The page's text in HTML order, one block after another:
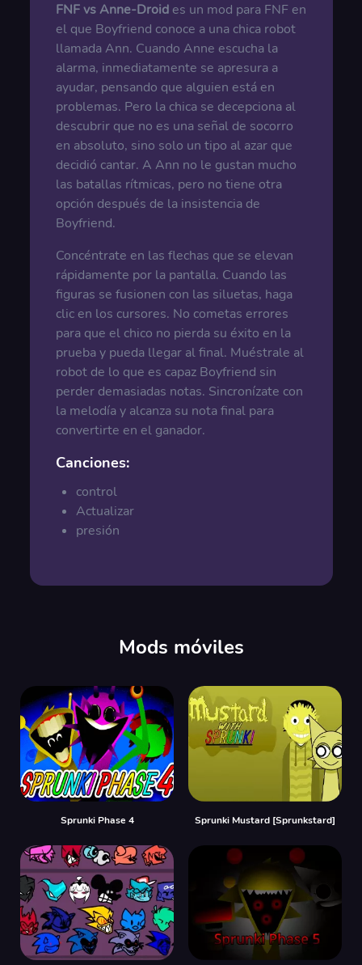
FNF vs Anne-Droides un mod para FNF en
el que Boyfriend conoce a una chica robot
llamada Ann. Cuando Anne escucha la
alarma, inmediatamente se apresura a
ayudar, pensando que alguien está en
problemas. Pero la chica se decepciona al
descubrir que no es una señal de socorro
en absoluto, sino solo un tipo al azar que
decidió cantar. A Ann no le gustan mucho
las batallas rítmicas, pero no tiene otra
opción después de la insistencia de
Boyfriend.
Concéntrate en las flechas que se elevan
rápidamente por la pantalla. Cuando las
figuras se fusionen con las siluetas, haga
clic en los cursores. No cometas errores
para que el chico no pierda su éxito en la
prueba y pueda llegar al final. Muéstrale al
robot de lo que es capaz Boyfriend sin
perder demasiadas notas. Sincronízate con
la melodía y alcanza su nota final para
convertirte en el ganador.
Canciones:
control
Actualizar
presión
Mods móviles
Sprunki Phase 4 Sprunki Mustard [Sprunkstard]